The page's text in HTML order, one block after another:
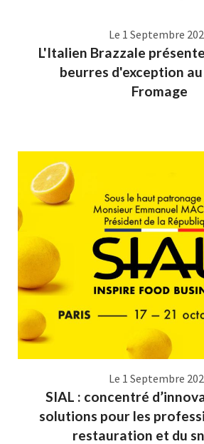
Le 1 Septembre
L'Italien Brazzale
beurres d'exception
Fromage
Le 1 Septembre
SIAL : concentré
solutions pour les
restauration et du